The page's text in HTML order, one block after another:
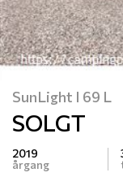
SunLight I 69 L
SOLGT
2019
årgang